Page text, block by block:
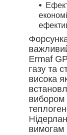
Ermaf
газу та
висока
вибором
вимогам